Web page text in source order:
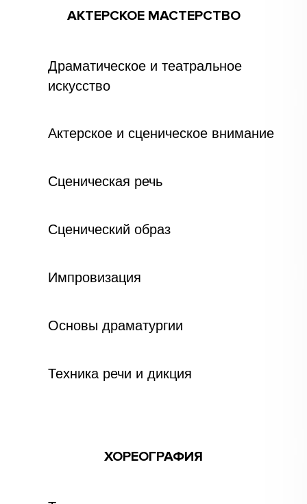
АКТЕРСКОЕ МАСТЕРСТВО
Драматическое и театральное
искусство
Актерское и сценическое внимание
Сценическая речь
Сценический образ
Импровизация
Основы драматургии
Техника речи и дикция
ХОРЕОГРАФИЯ